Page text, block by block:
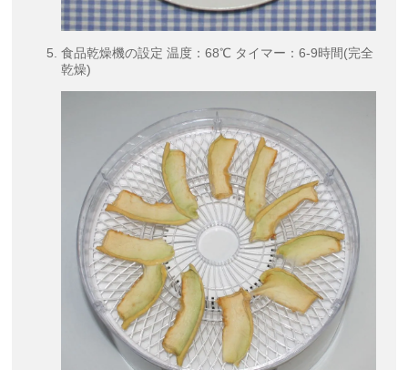
食品乾燥機の設定 温度：68℃ タイマー：6-9時間(完全
乾燥)